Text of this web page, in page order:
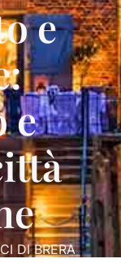
e
e
DI BRERA